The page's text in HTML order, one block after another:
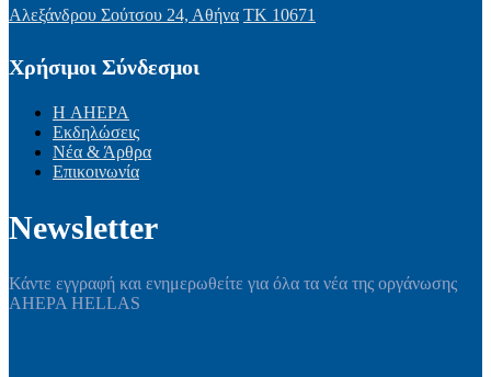
Αλεξάνδρου Σούτσου 24, Αθήνα ΤΚ 10671
Χρήσιμοι Σύνδεσμοι
Η AHEPA
Εκδηλώσεις
Νέα & Άρθρα
Επικοινωνία
Newsletter
Κάντε εγγραφή και ενημερωθείτε για όλα τα νέα της οργάνωσης
AHEPA HELLAS